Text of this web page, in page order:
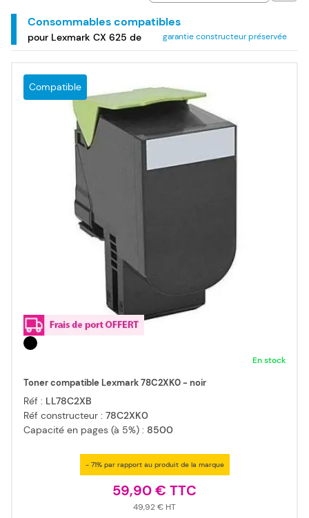
Consommables compatibles
garantie constructeur préservée
pour Lexmark CX 625 de
Compatible
En stock
Toner compatible Lexmark 78C2XK0 - noir
Réf : LL78C2XB
Réf constructeur : 78C2XK0
Capacité en pages (à 5%) : 8500
- 71% par rapport au produit de la marque
59,90 €
49,92 €